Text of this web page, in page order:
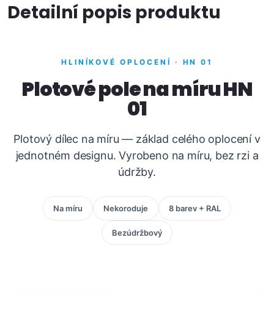
Detailní popis produktu
HLINÍKOVÉ OPLOCENÍ · HN 01
Plotové pole na míru HN
01
Plotový dílec na míru — základ celého oplocení v
jednotném designu. Vyrobeno na míru, bez rzi a
údržby.
Na míru Nekoroduje 8 barev + RAL
Bezúdržbový